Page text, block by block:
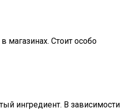
магазинах. Стоит особо
ингредиент. В зависимости